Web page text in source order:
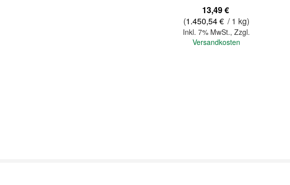
13,49 €
(1.450,54 € / 1 kg)
Inkl. 7% MwSt., Zzgl.
Versandkosten